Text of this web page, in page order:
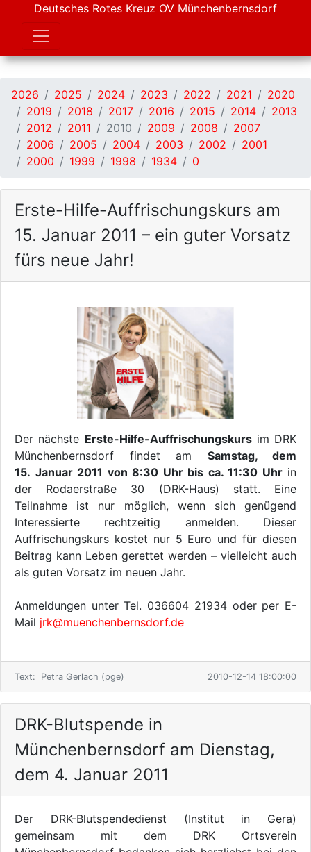
Deutsches Rotes Kreuz OV Münchenbernsdorf
2026 2025 2024 2023 2022 2021
2020
2019
2018 2017 2016 2015 2014
2013
2012
2011 2010 2009 2008
2007
2006
2005 2004 2003 2002
2001
2000
1999 1998 1934 0
Erste-Hilfe-Auffrischungskurs am
15. Januar 2011 – ein guter Vorsatz
fürs neue Jahr!
Der nächste Erste-Hilfe-Auffrischungskursim DRK
Münchenbernsdorf findet am Samstag, dem
15. Januar 2011 von 8:30 Uhr bis ca. 11:30 Uhrin
der Rodaerstraße 30 (DRK-Haus) statt. Eine
Teilnahme ist nur möglich, wenn sich genügend
Interessierte rechtzeitig anmelden. Dieser
Auffrischungskurs kostet nur 5 Euro und für diesen
Beitrag kann Leben gerettet werden – vielleicht auch
als guten Vorsatz im neuen Jahr.
Anmeldungen unter Tel. 036604 21934 oder per E-
Mail jrk@muenchenbernsdorf.de
Text: Petra Gerlach (pge) 2010-12-14 18:00:00
DRK-Blutspende in
Münchenbernsdorf am Dienstag,
dem 4. Januar 2011
Der DRK-Blutspendedienst (Institut in Gera)
gemeinsam mit dem DRK Ortsverein